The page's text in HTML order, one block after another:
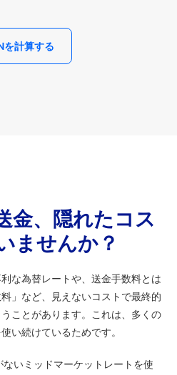
を計算する
金、隠れたコス
ませんか？
な為替レートや、送金手数料とは
」など、見えないコストで最終的
ことがあります。これは、多くの
い続けているためです。
いミッドマーケットレートを使